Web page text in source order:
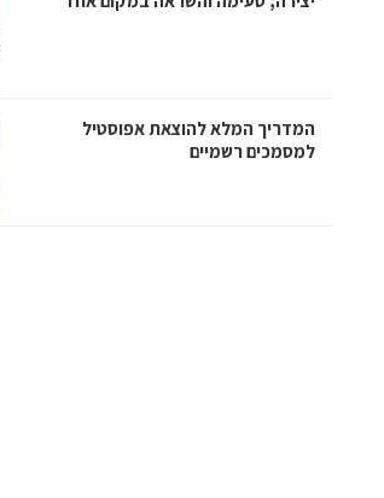
המדריך המלא להוצאת אפוסטיל
למסמכים רשמיים